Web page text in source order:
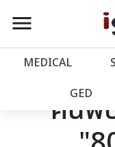
account_balance หน้าแรก
เว็บไซต์อิ
โปรโมชั่น
menu
MEDICAL
GED
ค้นพ